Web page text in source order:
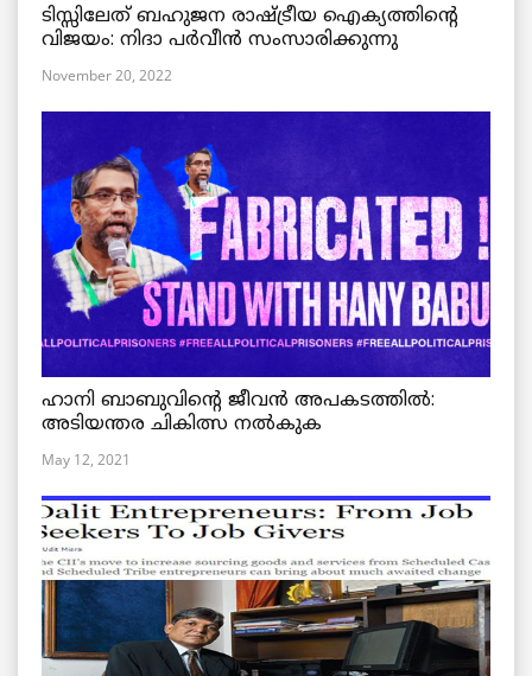
ടിസ്സിലേത് ബഹുജന രാഷ്ട്രീയ ഐക്യത്തിന്റെ
വിജയം: നിദാ പർവീൻ സംസാരിക്കുന്നു
November 20, 2022
ഹാനി ബാബുവിന്റെ ജീവൻ അപകടത്തിൽ:
അടിയന്തര ചികിത്സ നൽകുക
May 12, 2021